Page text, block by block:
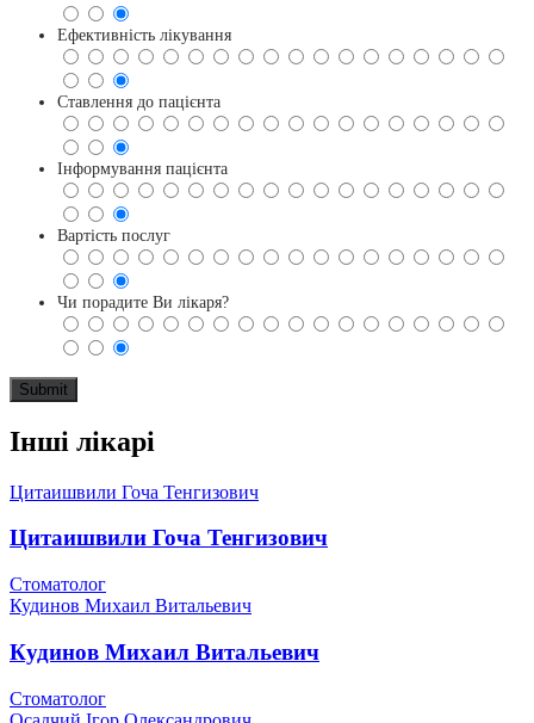
Ефективність лікування
Ставлення до пацієнта
Інформування пацієнта
Вартість послуг
Чи порадите Ви лікаря?
Інші лікарі
Цитаишвили Гоча Тенгизович
Цитаишвили Гоча Тенгизович
Стоматолог
Кудинов Михаил Витальевич
Кудинов Михаил Витальевич
Стоматолог